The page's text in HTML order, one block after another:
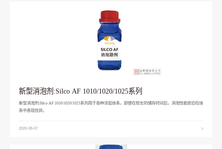
新型消泡剂:Silco AF 1010/1020/1025系列
新型消泡剂:Silco AF 1010/1020/1025系列用于各种涂层体系，即使在较长的储存时间后，消泡性能依旧在体
系中表现优异。
2020-08-07